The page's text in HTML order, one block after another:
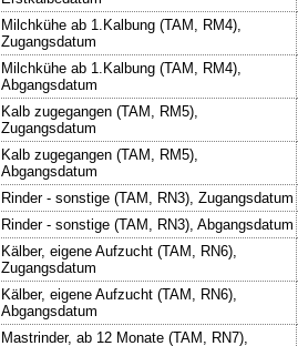
Milchkühe ab 1.Kalbung (TAM, RM4),
Zugangsdatum
Milchkühe ab 1.Kalbung (TAM, RM4),
Abgangsdatum
Kalb zugegangen (TAM, RM5),
Zugangsdatum
Kalb zugegangen (TAM, RM5),
Abgangsdatum
Rinder - sonstige (TAM, RN3), Zugangsdatum
Rinder - sonstige (TAM, RN3), Abgangsdatum
Kälber, eigene Aufzucht (TAM, RN6),
Zugangsdatum
Kälber, eigene Aufzucht (TAM, RN6),
Abgangsdatum
Mastrinder, ab 12 Monate (TAM, RN7),